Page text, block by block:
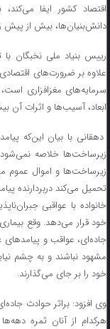
اقتصاد کشور ایفا می‌کند،
دانش‌بنیان‌ها، بیش از پیش
رییس بنیاد ملی نخبگان
علاوه بر ضرورت‌های
سرمایه‌های مغزافزاری
ابعاد، آسیب‌ها و اثرات آن
دهقانی با بیان این‌که
زیرساخت‌ها خلاصه
زیرساخت‌ها و اموال عموم
تحمیل می‌کند دربردارنده
خانواده با عواقبی
خود قرار می‌دهد. وقع
جاده‌ای، عواقب و پیامد‌های
مشهود نباشند و به چشم
خود را بر جای می‌گذارند.
وی افزود: براثر حوادث
هرکدام از آنان ثمره